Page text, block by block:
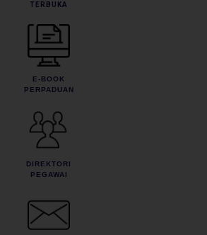
TERBUKA
E-BOOK
PERPADUAN
DIREKTORI
PEGAWAI